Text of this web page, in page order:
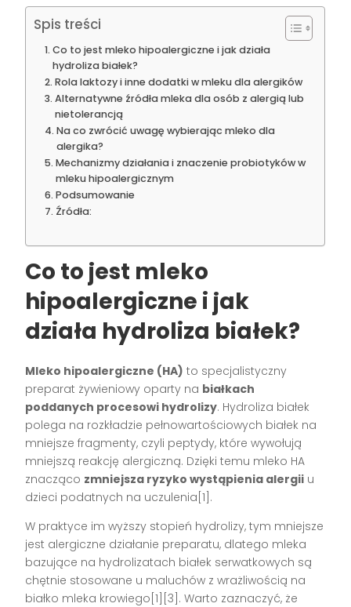
Spis treści
Co to jest mleko hipoalergiczne i jak działa
hydroliza białek?
Rola laktozy i inne dodatki w mleku dla alergików
Alternatywne źródła mleka dla osób z alergią lub
nietolerancją
Na co zwrócić uwagę wybierając mleko dla
alergika?
Mechanizmy działania i znaczenie probiotyków w
mleku hipoalergicznym
Podsumowanie
Źródła:
Co to jest mleko
hipoalergiczne i jak
działa hydroliza białek?
Mleko hipoalergiczne (HA) to specjalistyczny
preparat żywieniowy oparty na białkach
poddanych procesowi hydrolizy. Hydroliza białek
polega na rozkładzie pełnowartościowych białek na
mniejsze fragmenty, czyli peptydy, które wywołują
mniejszą reakcję alergiczną. Dzięki temu mleko HA
znacząco zmniejsza ryzyko wystąpienia alergii u
dzieci podatnych na uczulenia[1].
W praktyce im wyższy stopień hydrolizy, tym mniejsze
jest alergiczne działanie preparatu, dlatego mleka
bazujące na hydrolizatach białek serwatkowych są
chętnie stosowane u maluchów z wrażliwością na
białko mleka krowiego[1][3]. Warto zaznaczyć, że